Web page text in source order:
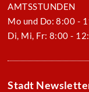
AMTSSTUNDEN
Mo und Do: 8:00 -
Di, Mi, Fr: 8:00 -
Stadt